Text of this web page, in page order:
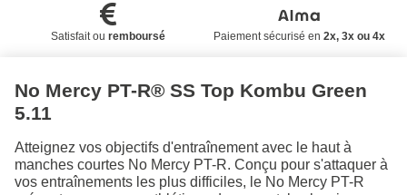
Satisfait ou remboursé Paiement sécurisé en 2x, 3x ou 4x
No Mercy PT-R® SS Top Kombu Green
5.11
Atteignez vos objectifs d'entraînement avec le haut à
manches courtes No Mercy PT-R. Conçu pour s'attaquer à
vos entraînements les plus difficiles, le No Mercy PT-R